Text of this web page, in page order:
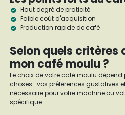
Haut degré de praticité
Faible coût d'acquisition
Production rapide de café
Selon quels critères
mon café moulu ?
Le choix de votre café moulu
choses : vos préférences gustatives
nécessaire pour votre machine ou
spécifique.